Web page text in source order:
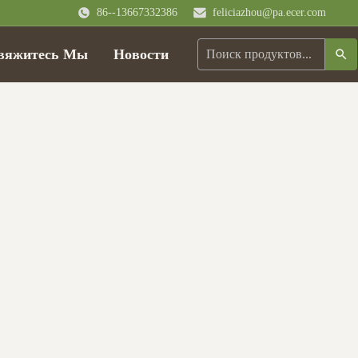
86--13667332386 feliciazhou@pa.ecer.com
Мы Новости